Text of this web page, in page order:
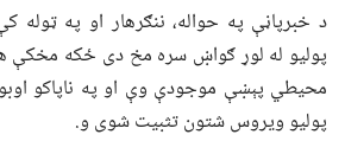
د خبرپاڼې په حواله، ننګرهار او په
پولیو له لوړ ګواښ سره مخ دی ځکه مخکې
محیطي پېښې موجودې وې او په ناپاکو
پولیو ویروس شتون تثبیت شوی و.